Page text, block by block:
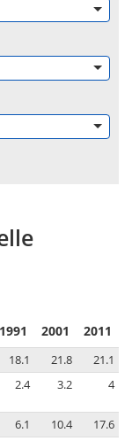
1991 2001 2011
18.1 21.8
21.1
2.4 3.2 4
6.1 10.4
17.6